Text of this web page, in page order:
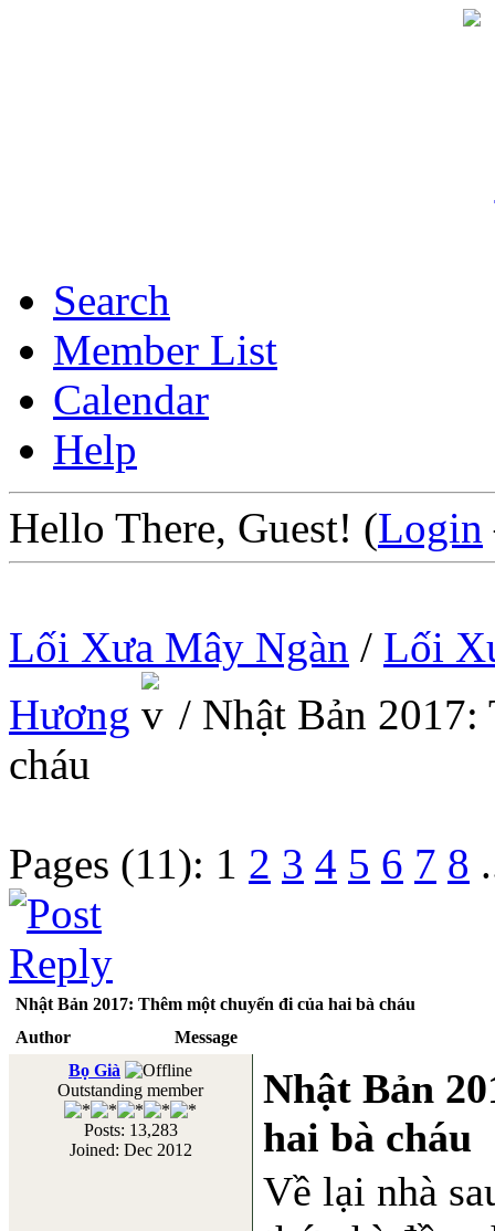
Search
Member List
Calendar
Help
Hello There, Guest! (Login
Lối Xưa Mây Ngàn / Lối
Hương
/ Nhật Bản 2017:
cháu
Pages (11): 1 2 3 4 5 6 7 8
Nhật Bản 2017: Thêm một chuyến đi của hai bà cháu
Author
Message
Bọ Già
Outstanding member
Posts: 13,283
Joined: Dec 2012
Nhật Bản
hai bà cháu
Về lại nhà